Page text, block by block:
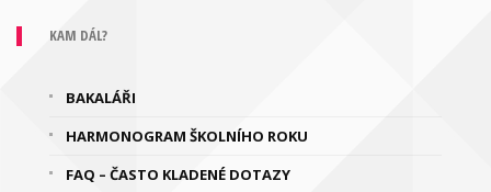
KAM DÁL?
BAKALÁŘI
HARMONOGRAM ŠKOLNÍHO ROKU
FAQ – ČASTO KLADENÉ DOTAZY